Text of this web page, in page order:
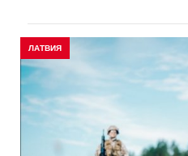
ЛАТВИЯ